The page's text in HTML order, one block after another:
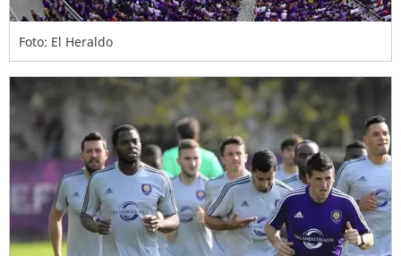
Foto: El Heraldo